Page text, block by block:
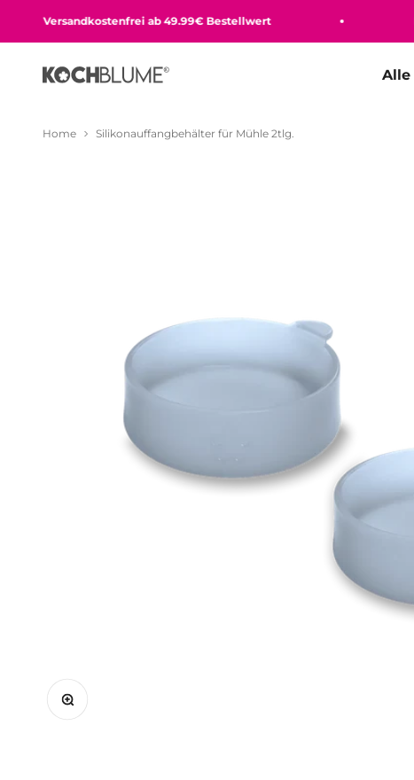
Versandkostenfrei ab 49.99€ Bestellwert
Alle
Kochblume GmbH
Home Silikonauffangbehälter für Mühle 2tlg.
Bild vergrößern